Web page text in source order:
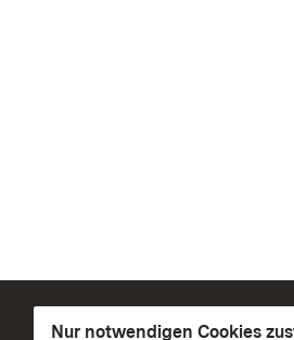
Nur notwendigen Cookies